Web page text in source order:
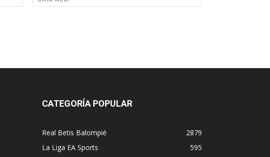
electrónico:*
web:
CATEGORÍA POPULAR
Real Betis Balompié
2879
La Liga EA Sports
595